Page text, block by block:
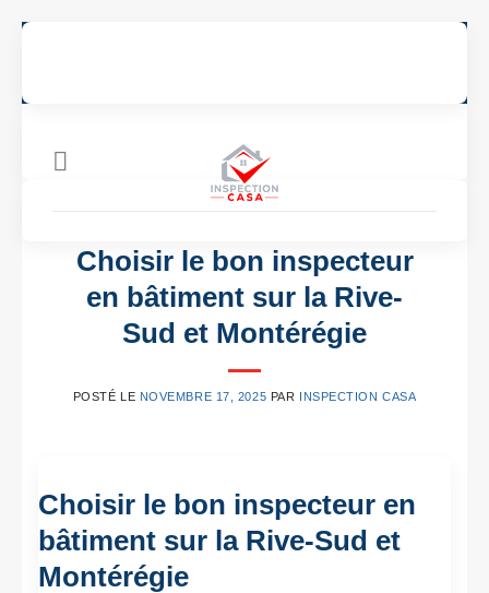
Skip
Choisir le bon inspecteur
en bâtiment sur la Rive-
Sud et Montérégie
POSTÉ LE NOVEMBRE 17, 2025 PAR INSPECTION CASA
Choisir le bon inspecteur en
bâtiment sur la Rive-Sud et
Montérégie